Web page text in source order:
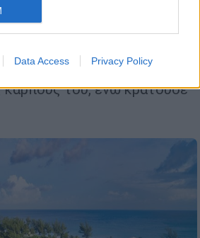
Data Access Privacy Policy
20χρονης στις
ξάπλωσε
πάνω στο σκάφος με
καρπούς του, ενώ κρατούσε